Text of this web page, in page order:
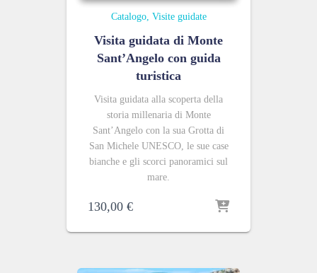
Catalogo Visite guidate
Visita guidata di Monte
Sant’Angelo con guida
turistica
Visita guidata alla scoperta della
storia millenaria di Monte
Sant’Angelo con la sua Grotta di
San Michele UNESCO, le sue case
bianche e gli scorci panoramici sul
mare.
130,00 €